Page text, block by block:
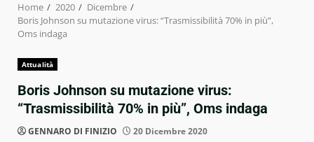
Home 2020
Dicembre
Boris Johnson su mutazione virus: “Trasmissibilità 70% in più”,
Oms indaga
Attualità
Boris Johnson su mutazione virus:
“Trasmissibilità 70% in più”, Oms indaga
GENNARO DI FINIZIO 20 Dicembre 2020